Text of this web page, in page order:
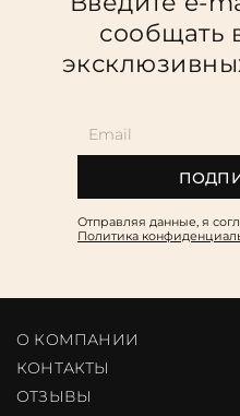
Переплёт
сообщать
Отправляя данные, я
Политика
О КОМПАНИИ
КОНТАКТЫ
ОТЗЫВЫ